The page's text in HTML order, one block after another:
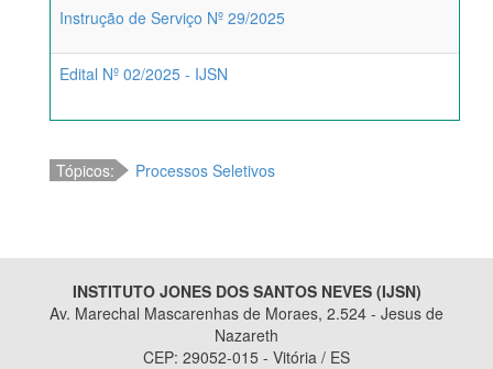
Instrução de Serviço Nº 29/2025
Edital Nº 02/2025 - IJSN
Tópicos: Processos Seletivos
INSTITUTO JONES DOS SANTOS NEVES (IJSN)
Av. Marechal Mascarenhas de Moraes, 2.524 - Jesus de
Nazareth
CEP: 29052-015 - Vitória / ES